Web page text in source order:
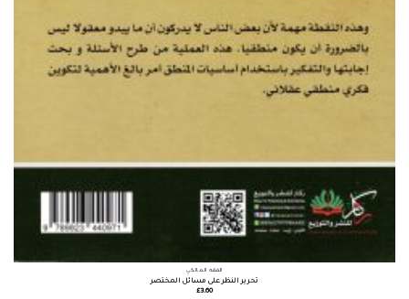
الفقه المالكي
تحرير النظر على مسائل المختصر
£3.60